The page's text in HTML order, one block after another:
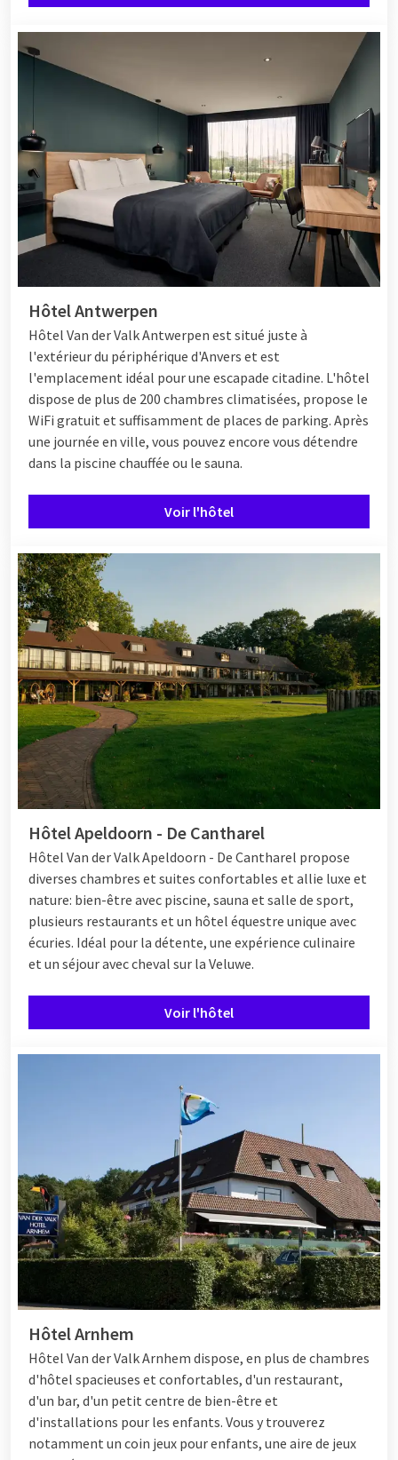
Hôtel Antwerpen
Hôtel Van der Valk Antwerpen est situé juste à
l'extérieur du périphérique d'Anvers et est
l'emplacement idéal pour une escapade citadine. L'hôtel
dispose de plus de 200 chambres climatisées, propose le
WiFi gratuit et suffisamment de places de parking. Après
une journée en ville, vous pouvez encore vous détendre
dans la piscine chauffée ou le sauna.
Voir l'hôtel
Hôtel Apeldoorn - De Cantharel
Hôtel Van der Valk Apeldoorn - De Cantharel propose
diverses chambres et suites confortables et allie luxe et
nature: bien-être avec piscine, sauna et salle de sport,
plusieurs restaurants et un hôtel équestre unique avec
écuries. Idéal pour la détente, une expérience culinaire
et un séjour avec cheval sur la Veluwe.
Voir l'hôtel
Hôtel Arnhem
Hôtel Van der Valk Arnhem dispose, en plus de chambres
d'hôtel spacieuses et confortables, d'un restaurant,
d'un bar, d'un petit centre de bien-être et
d'installations pour les enfants. Vous y trouverez
notamment un coin jeux pour enfants, une aire de jeux